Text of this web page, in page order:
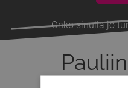
Onko sinulla jo